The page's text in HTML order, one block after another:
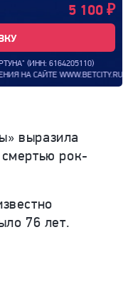
5 100 ₽
(ИНН: 6164205110)
выразила
рок-
76 лет.